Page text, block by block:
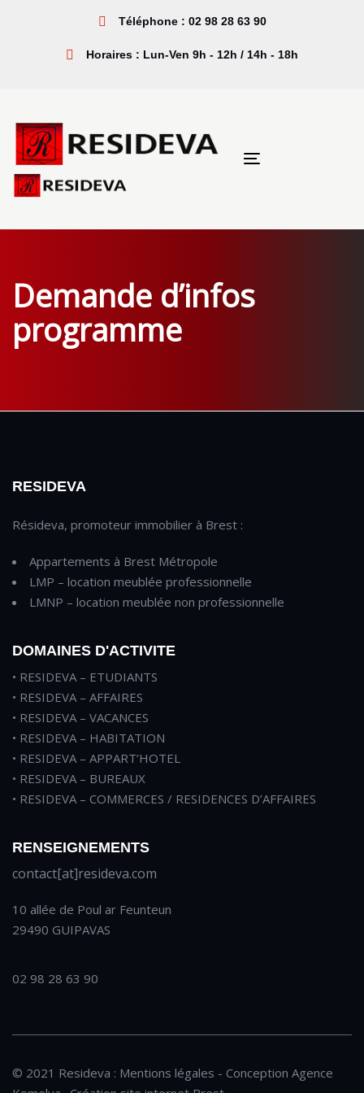
au
contenu
Téléphone : 02 98 28 63 90
Horaires : Lun-Ven 9h - 12h / 14h - 18h
Toggle
Demande d’infos
programme
RESIDEVA
Résideva, promoteur immobilier à Brest :
Appartements à Brest Métropole
LMP – location meublée professionnelle
LMNP – location meublée non professionnelle
DOMAINES D'ACTIVITE
• RESIDEVA – ETUDIANTS
• RESIDEVA – AFFAIRES
• RESIDEVA – VACANCES
• RESIDEVA – HABITATION
• RESIDEVA – APPART’HOTEL
• RESIDEVA – BUREAUX
• RESIDEVA – COMMERCES / RESIDENCES D’AFFAIRES
RENSEIGNEMENTS
contact[at]resideva.com
10 allée de Poul ar Feunteun
29490 GUIPAVAS
02 98 28 63 90
© 2021 Resideva : Mentions légales - Conception Agence